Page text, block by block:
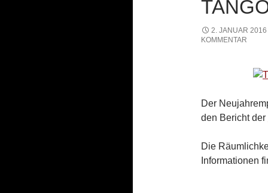
2. JANUAR 2016
KOMMENTAR
Der
den Bericht der
Die
Informationen